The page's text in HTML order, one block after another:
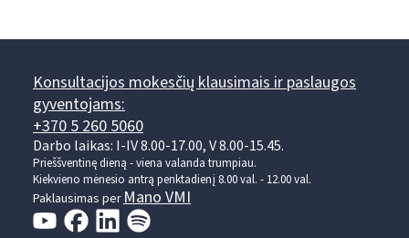
Konsultacijos mokesčių klausimais ir paslaugos
gyventojams:
+370 5 260 5060
Darbo laikas: I-IV 8.00-17.00, V 8.00-15.45.
Prieššventinę dieną - viena valanda trumpiau.
Kiekvieno mėnesio antrą penktadienį 8.00 val. - 12.00 val.
Paklausimas per Mano VMI